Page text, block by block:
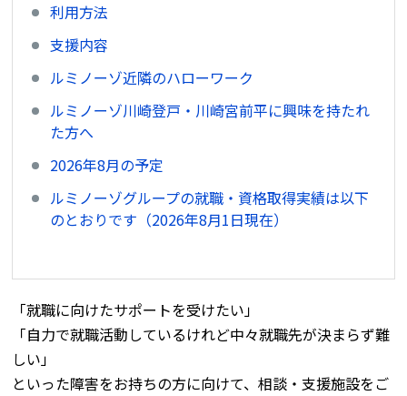
利用方法
支援内容
ルミノーゾ近隣のハローワーク
ルミノーゾ川崎登戸・川崎宮前平に興味を持たれ
た方へ
2026年8月の予定
ルミノーゾグループの就職・資格取得実績は以下
のとおりです（2026年8月1日現在）
「就職に向けたサポートを受けたい」
「自力で就職活動しているけれど中々就職先が決まらず難
しい」
といった障害をお持ちの方に向けて、相談・支援施設をご